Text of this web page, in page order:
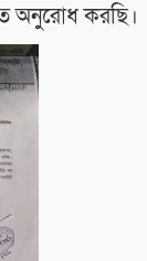
অনুরোধ করছি।